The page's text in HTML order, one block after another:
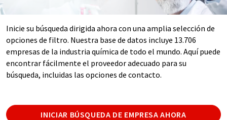
Inicie su búsqueda dirigida ahora con una amplia selección de
opciones de filtro. Nuestra base de datos incluye 13.706
empresas de la industria química de todo el mundo. Aquí puede
encontrar fácilmente el proveedor adecuado para su
búsqueda, incluidas las opciones de contacto.
INICIAR BÚSQUEDA DE EMPRESA AHORA